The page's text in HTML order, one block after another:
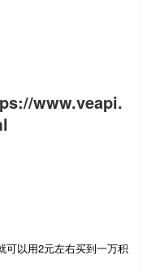
www.veapi.
可以用2元左右买到一万积